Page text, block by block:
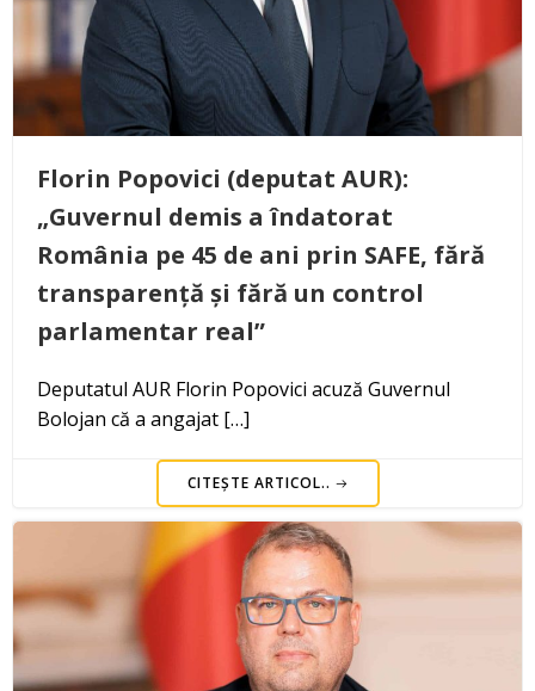
Florin Popovici (deputat AUR):
„Guvernul demis a îndatorat
România pe 45 de ani prin SAFE, fără
transparență și fără un control
parlamentar real”
Deputatul AUR Florin Popovici acuză Guvernul
Bolojan că a angajat […]
CITEȘTE ARTICOL..